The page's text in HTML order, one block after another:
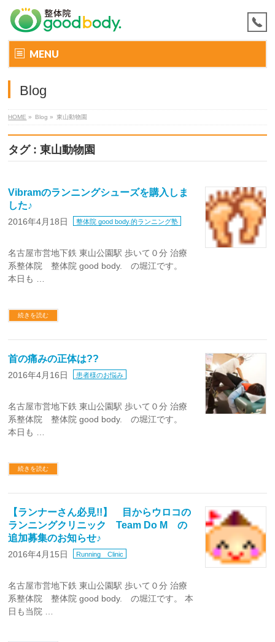
MENU
Blog
HOME » Blog » 東山動物園
タグ : 東山動物園
Vibramのランニングシューズを購入しま
した♪
2016年4月18日 整体院 good body.的ランニング塾
名古屋市営地下鉄 東山公園駅 歩いて０分 治療
系整体院 整体院 good body. の堀江です。
本日も …
続きを読む
首の痛みの正体は??
2016年4月16日 患者様のお悩み
名古屋市営地下鉄 東山公園駅 歩いて０分 治療
系整体院 整体院 good body. の堀江です。
本日も …
続きを読む
【ランナーさん必見!!】 目からウロコの
ランニングクリニック Team Do M の
追加募集のお知らせ♪
2016年4月15日 Running Clinic
名古屋市営地下鉄 東山公園駅 歩いて０分 治療
系整体院 整体院 good body. の堀江です。 本
日も当院 …